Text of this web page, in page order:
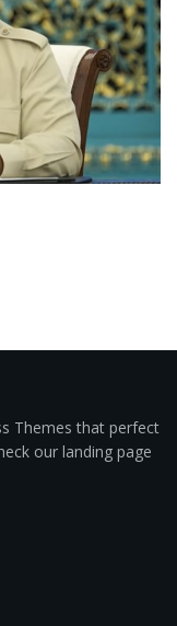
Themes that perfect
our landing page